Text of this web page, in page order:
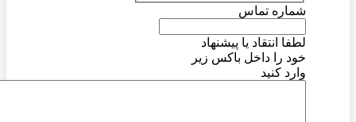
شماره تماس
لطفا انتقاد یا پیشنهاد
خود را داخل باکس زیر
وارد کنید